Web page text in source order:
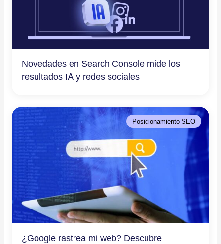
Novedades en Search Console mide los
resultados IA y redes sociales
Posicionamiento SEO
¿Google rastrea mi web? Descubre